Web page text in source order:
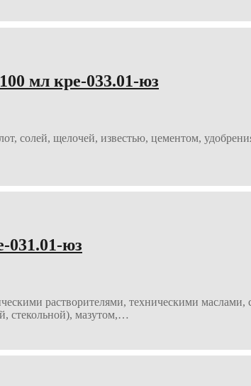
мл кре-033.01-юз
солей, щелочей, известью, цементом,
юз
растворителями, техническими
стекольной), мазутом,…